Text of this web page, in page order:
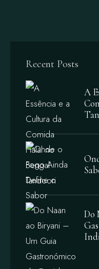
Recent Posts
A
Do